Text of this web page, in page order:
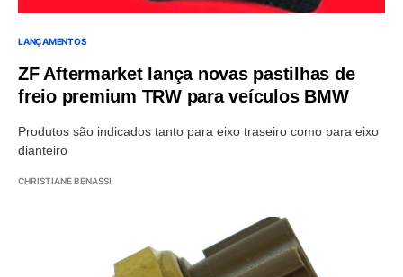
LANÇAMENTOS
ZF Aftermarket lança novas pastilhas de
freio premium TRW para veículos BMW
Produtos são indicados tanto para eixo traseiro como para eixo
dianteiro
CHRISTIANE BENASSI